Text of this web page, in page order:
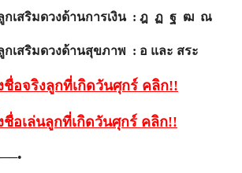
กเสริมดวงด้านการเงิน : ฎ ฏ ฐ ฒ ณ
เสริมดวงด้านสุขภาพ : อ และ สระ
อจริงลูกที่เกิดวันศุกร์ คลิก!!
อเล่นลูกที่เกิดวันศุกร์ คลิก!!